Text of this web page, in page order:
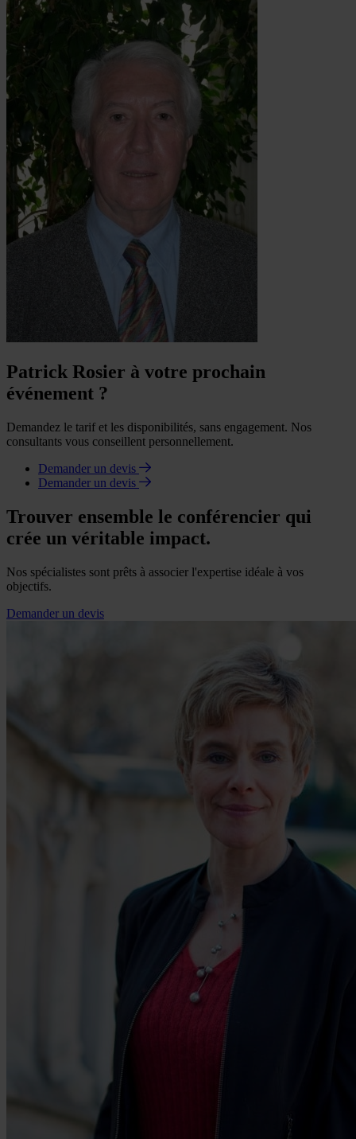
Patrick Rosier à votre prochain
événement ?
Demandez le tarif et les disponibilités, sans engagement. Nos
consultants vous conseillent personnellement.
Demander un devis
Demander un devis
Trouver ensemble le conférencier qui
crée un véritable impact.
Nos spécialistes sont prêts à associer l'expertise idéale à vos
objectifs.
Demander un devis